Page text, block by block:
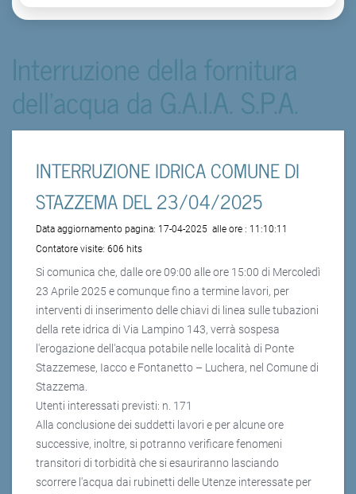
Interruzione della fornitura
dell'acqua da G.A.I.A. S.P.A.
INTERRUZIONE IDRICA COMUNE DI
STAZZEMA DEL 23/04/2025
Data aggiornamento pagina: 17-04-2025 alle ore : 11:10:11
Contatore visite: 606 hits
Si comunica che, dalle ore 09:00 alle ore 15:00 di Mercoledì
23 Aprile 2025 e comunque fino a termine lavori, per
interventi di inserimento delle chiavi di linea sulle tubazioni
della rete idrica di Via Lampino 143, verrà sospesa
l'erogazione dell'acqua potabile nelle località di Ponte
Stazzemese, Iacco e Fontanetto – Luchera, nel Comune di
Stazzema.
Utenti interessati previsti: n. 171
Alla conclusione dei suddetti lavori e per alcune ore
successive, inoltre, si potranno verificare fenomeni
transitori di torbidità che si esauriranno lasciando
scorrere l'acqua dai rubinetti delle Utenze interessate per